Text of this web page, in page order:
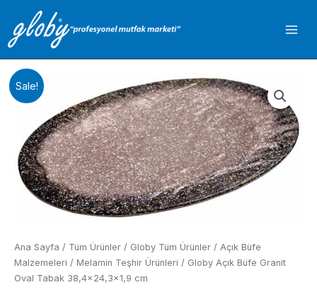
Sale!
Ana Sayfa / Tüm Ürünler / Globy Tüm Ürünler / Açık Büfe
Malzemeleri / Melamin Teşhir Ürünleri / Globy Açık Büfe Granit
Oval Tabak 38,4×24,3×1,9 cm